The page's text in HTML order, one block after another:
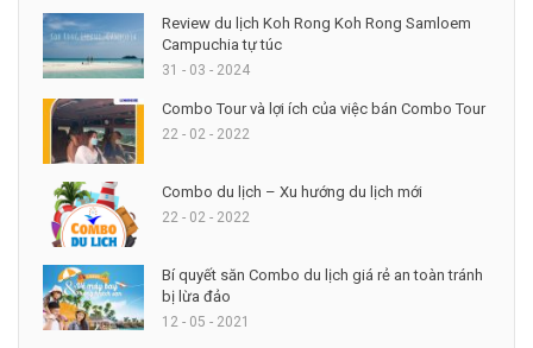
Review du lịch Koh Rong Koh Rong Samloem
Campuchia tự túc
31 - 03 - 2024
Combo Tour và lợi ích của việc bán Combo Tour
22 - 02 - 2022
Combo du lịch – Xu hướng du lịch mới
22 - 02 - 2022
Bí quyết săn Combo du lịch giá rẻ an toàn tránh
bị lừa đảo
12 - 05 - 2021